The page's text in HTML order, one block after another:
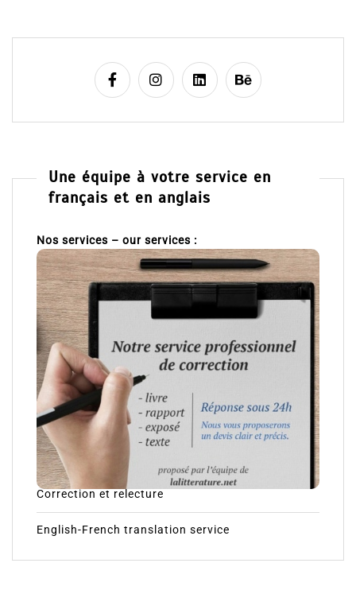
Une équipe à votre service en
français et en anglais
Nos services – our services :
Correction et relecture
English-French translation service